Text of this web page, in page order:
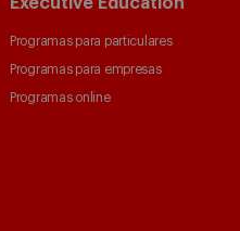
Programas para particulares
Programas para empresas
Programas online